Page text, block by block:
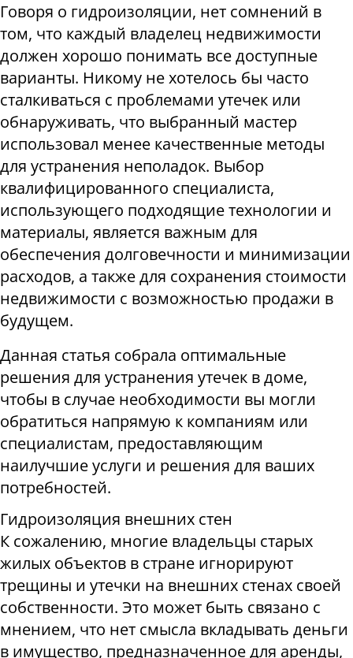
Говоря о гидроизоляции, нет сомнений в
том, что каждый владелец недвижимости
должен хорошо понимать все доступные
варианты. Никому не хотелось бы часто
сталкиваться с проблемами утечек или
обнаруживать, что выбранный мастер
использовал менее качественные методы
для устранения неполадок. Выбор
квалифицированного специалиста,
использующего подходящие технологии и
материалы, является важным для
обеспечения долговечности и минимизации
расходов, а также для сохранения стоимости
недвижимости с возможностью продажи в
будущем.
Данная статья собрала оптимальные
решения для устранения утечек в доме,
чтобы в случае необходимости вы могли
обратиться напрямую к компаниям или
специалистам, предоставляющим
наилучшие услуги и решения для ваших
потребностей.
Гидроизоляция внешних стен
К сожалению, многие владельцы старых
жилых объектов в стране игнорируют
трещины и утечки на внешних стенах своей
собственности. Это может быть связано с
мнением, что нет смысла вкладывать деньги
в имущество, предназначенное для аренды,